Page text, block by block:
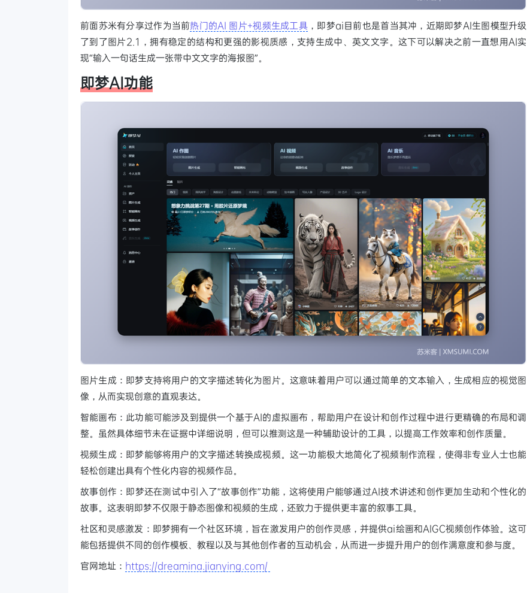
前面苏米有分享过作为当前热门的AI 图片+视频生成工具 ，即梦ai目前也是首当其冲，近期即梦AI生图模型升级
了到了图片2.1，拥有稳定的结构和更强的影视质感，支持生成中、英文文字。这下可以解决之前一直想用AI实
现“输入一句话生成一张带中文文字的海报图”。
即梦AI功能
图片生成：即梦支持将用户的文字描述转化为图片。这意味着用户可以通过简单的文本输入，生成相应的视觉图
像，从而实现创意的直观表达。
智能画布：此功能可能涉及到提供一个基于AI的虚拟画布，帮助用户在设计和创作过程中进行更精确的布局和调
整。虽然具体细节未在证据中详细说明，但可以推测这是一种辅助设计的工具，以提高工作效率和创作质量。
视频生成：即梦能够将用户的文字描述转换成视频。这一功能极大地简化了视频制作流程，使得非专业人士也能
轻松创建出具有个性化内容的视频作品。
故事创作：即梦还在测试中引入了“故事创作”功能，这将使用户能够通过AI技术讲述和创作更加生动和个性化的
故事。这表明即梦不仅限于静态图像和视频的生成，还致力于提供更丰富的叙事工具。
社区和灵感激发：即梦拥有一个社区环境，旨在激发用户的创作灵感，并提供ai绘画和AIGC视频创作体验。这可
能包括提供不同的创作模板、教程以及与其他创作者的互动机会，从而进一步提升用户的创作满意度和参与度。
官网地址： https://dreamina.jianying.com/